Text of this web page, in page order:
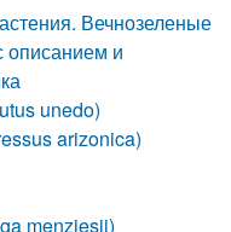
Вечнозеленые
описанием и
unedo)
arizonica)
menziesii)